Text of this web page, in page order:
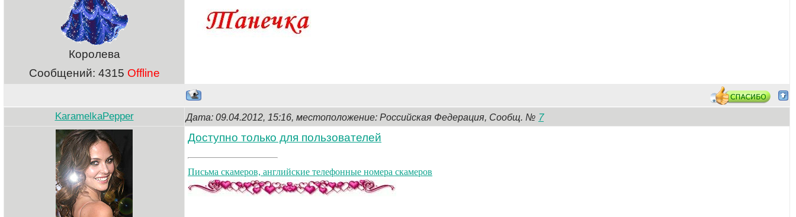
Королева
Сообщений: 4315 Offline
KaramelkaPepper Дата: 09.04.2012, 15:16, местоположение: Российская Федерация, Сообщ. № 7
Доступно только для пользователей
Письма скамеров, английские телефонные номера скамеров